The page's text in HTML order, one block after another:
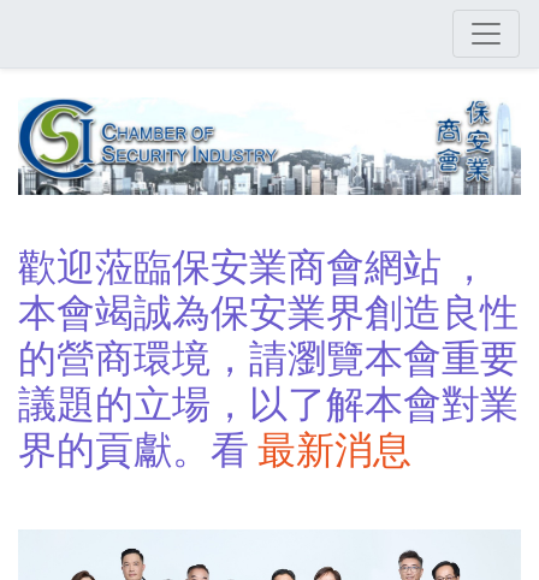
main
歡迎蒞臨保安業商會網站 ，
本會竭誠為保安業界創造良性
的營商環境，請瀏覽本會重要
議題的立場，以了解本會對業
界的貢獻。看 最新消息